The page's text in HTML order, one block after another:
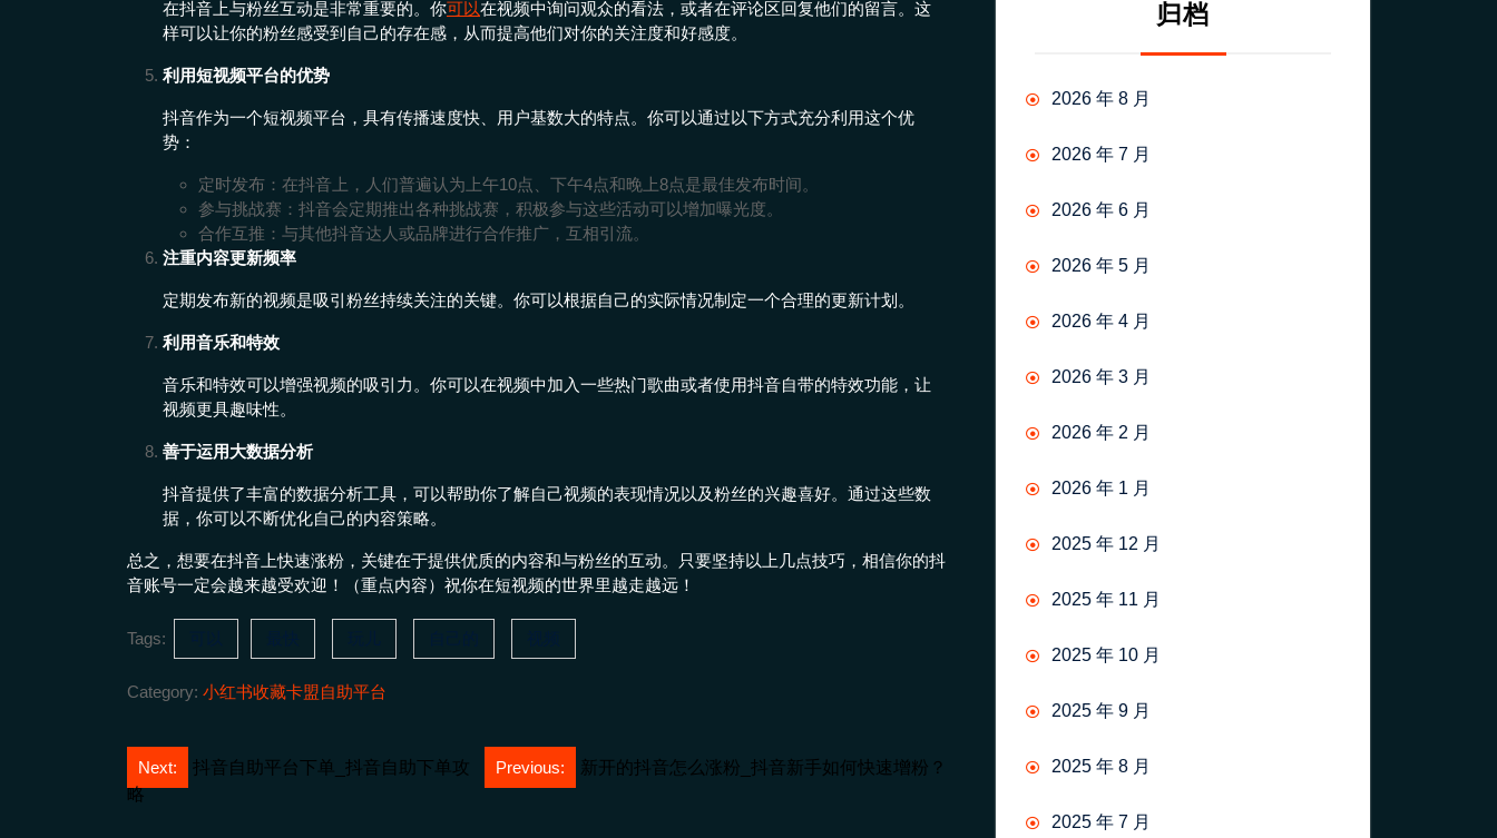
在抖音上与粉丝互动是非常重要的。你可以在视频中询问观众的看法，或者在评论区回复他们的留言。这
样可以让你的粉丝感受到自己的存在感，从而提高他们对你的关注度和好感度。
利用短视频平台的优势
抖音作为一个短视频平台，具有传播速度快、用户基数大的特点。你可以通过以下方式充分利用这个优
势：
定时发布：在抖音上，人们普遍认为上午10点、下午4点和晚上8点是最佳发布时间。
参与挑战赛：抖音会定期推出各种挑战赛，积极参与这些活动可以增加曝光度。
合作互推：与其他抖音达人或品牌进行合作推广，互相引流。
注重内容更新频率
定期发布新的视频是吸引粉丝持续关注的关键。你可以根据自己的实际情况制定一个合理的更新计划。
利用音乐和特效
音乐和特效可以增强视频的吸引力。你可以在视频中加入一些热门歌曲或者使用抖音自带的特效功能，让
视频更具趣味性。
善于运用大数据分析
抖音提供了丰富的数据分析工具，可以帮助你了解自己视频的表现情况以及粉丝的兴趣喜好。通过这些数
据，你可以不断优化自己的内容策略。
总之，想要在抖音上快速涨粉，关键在于提供优质的内容和与粉丝的互动。只要坚持以上几点技巧，相信你的抖
音账号一定会越来越受欢迎！（重点内容）祝你在短视频的世界里越走越远！
Tags:
Category: 小红书收藏卡盟自助平台
文
Previous: 新开的抖音怎么涨粉_抖音新手如何快速增粉？
Next:
抖音自助平台下单_抖音自助下单攻
略
归档
2026 年 8 月
2026 年 7 月
2026 年 6 月
2026 年 5 月
2026 年 4 月
2026 年 3 月
2026 年 2 月
2026 年 1 月
2025 年 12 月
2025 年 11 月
2025 年 10 月
2025 年 9 月
2025 年 8 月
2025 年 7 月